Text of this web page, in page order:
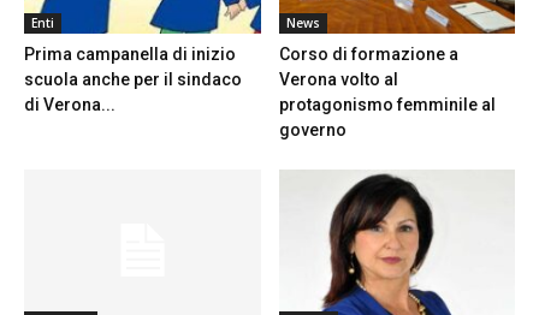
Enti
Prima campanella di inizio
scuola anche per il sindaco
di Verona...
News
Corso di formazione a
Verona volto al
protagonismo femminile al
governo